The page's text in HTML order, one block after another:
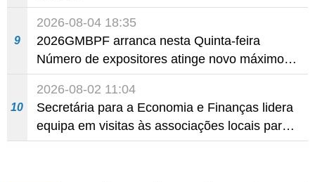
9
2026-08-04 18:35
2026GMBPF arranca nesta Quinta-feira
Número de expositores atinge novo máximo
em 18 anos
10
2026-08-02 11:04
Secretária para a Economia e Finanças lidera
equipa em visitas às associações locais para
consolidar consensos e promover os trabalhos